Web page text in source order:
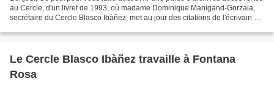
au Cercle, d'un livret de 1993, où madame Dominique Manigand-Gorzala,
secrétaire du Cercle Blasco Ibàñez, met au jour des citations de l'écrivain sur
Le Cercle Blasco Ibàñez travaille à Fontana
Rosa